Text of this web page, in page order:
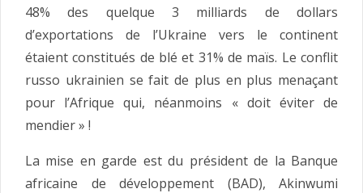
48% des quelque 3 milliards de dollars
d’exportations de l’Ukraine vers le continent
étaient constitués de blé et 31% de maïs. Le conflit
russo ukrainien se fait de plus en plus menaçant
pour l’Afrique qui, néanmoins « doit éviter de
mendier » !
La mise en garde est du président de la Banque
africaine de développement (BAD), Akinwumi